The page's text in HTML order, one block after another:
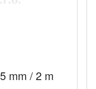
mm / 2 m